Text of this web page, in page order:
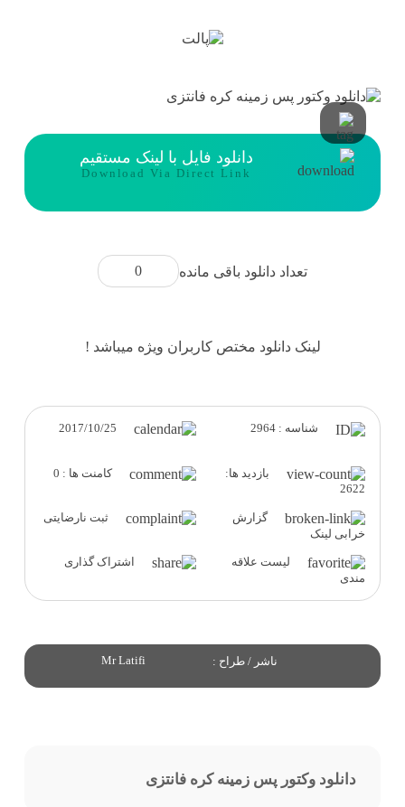
دانلود فایل با لینک مستقیم
Download Via Direct Link
تعداد دانلود باقی مانده 0
لینک دانلود مختص کاربران ویژه میباشد !
شناسه : 2964
بازدید ها:
2622
کامنت ها : 0
گزارش
خرابی لینک
ثبت نارضایتی
لیست علاقه
مندی
اشتراک گذاری
ناشر / طراح : Mr Latifi
دانلود وکتور پس زمینه کره فانتزی